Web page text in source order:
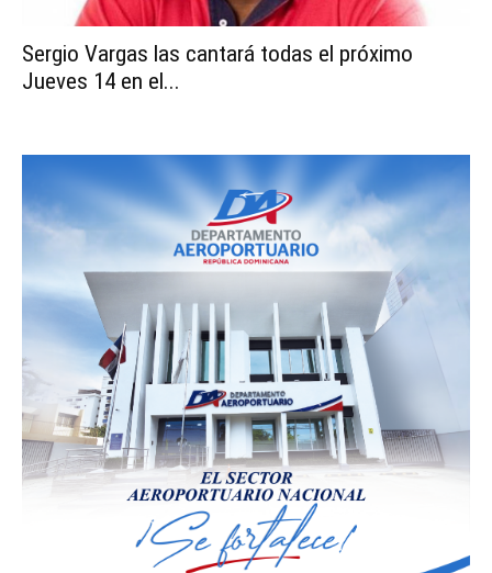
Sergio Vargas las cantará todas el próximo
Jueves 14 en el...